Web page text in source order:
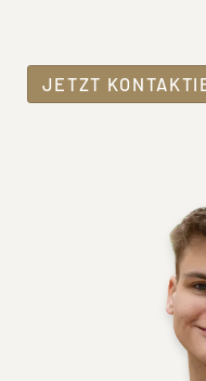
JETZT